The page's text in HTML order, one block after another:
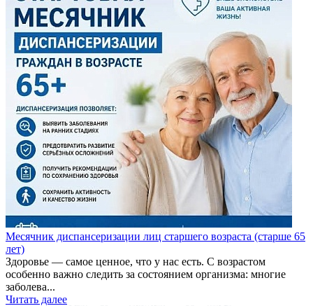
Месячник диспансеризации лиц старшего возраста (старше 65
лет)
Здоровье — самое ценное, что у нас есть. С возрастом
особенно важно следить за состоянием организма: многие
заболева...
Читать далее